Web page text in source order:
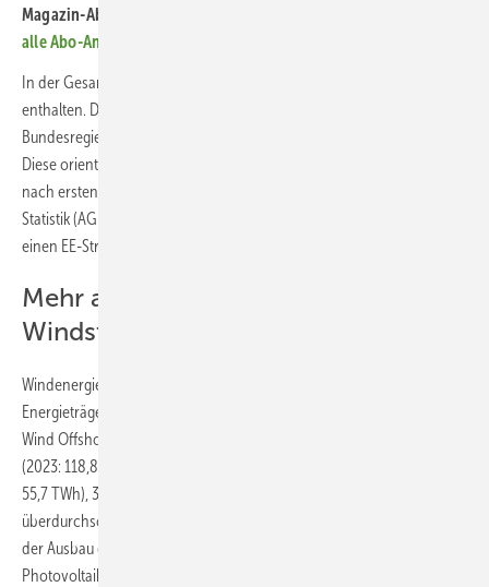
Magazin-Abonnent:innen. Sie haben noch kein Abo?
alle Abo-Angebote informieren und Wissensvorsprung sichern.
In der Gesamterzeugung sind auch exportierte Strommengen
enthalten. Daher unterscheiden sich die Zahlen von denen der
Bundesregierung zum Ausbau der erneuerbaren Energien gemäß EEG.
Diese orientieren sich am ⁠Bruttostromverbrauch⁠ und vermeldeten
nach ersten Berechnungen der Arbeitsgruppe Erneuerbare Energien-
Statistik (AGEE-Stat) am Umweltbundesamt (UBA) im Dezember 2024
einen EE-Stromanteil von 54 Prozent.
Mehr als 135 Terawattstunden
Windstrom
Windenergieanlagen steuerten demnach den höchsten Anteil aller
Energieträger zur Gesamterzeugung bei: 25,7 TWh entfielen dabei auf
Wind Offshore (2023: 23,5 TWh) und 111,9 TWh auf Wind Onshore
(2023: 118,8 TWh). Photovoltaikanlagen speisten 63,3 TWh ein (2023:
55,7 TWh), 36 TWh stammten aus Biomasse (2023: 37,8 TWh). Neben
überdurchschnittlich vielen Sonnenstunden im Sommer habe auch
der Ausbau der installierten Leistung dazu beigetragen, dass
Photovoltaik den stärksten Anstieg verzeichnete, heißt es in einer